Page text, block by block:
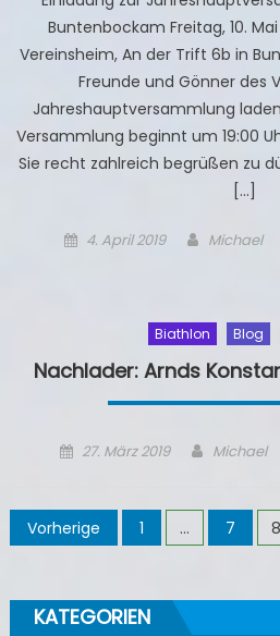
Buntenbockam Freitag, 10.
Vereinsheim, An der Trift 6b in
Freunde und Gönner des
Jahreshauptversammlung
Versammlung beginnt um 19:00
Sie recht zahlreich begrüßen zu
[…]
Posted
4. April 2019 Author
Michael
Biathlon Blog
Nachlader: Arnds
Posted
27. März 2019 Author
Michael
Beiträge
Vorherige 1 … 7 8
KATEGORIEN